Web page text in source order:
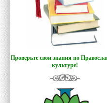
Проверьте свои знания по
культуре!